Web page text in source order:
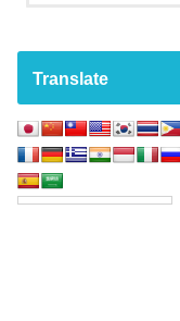
Translate